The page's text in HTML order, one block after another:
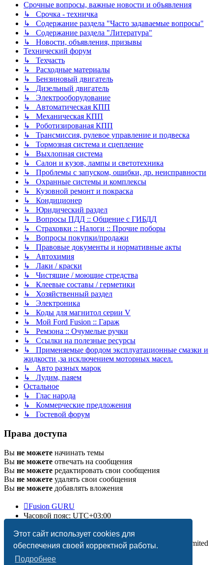
Этот сайт использует cookies для
обеспечения своей корректной работы.
Подробнее
Срочные вопросы, важные новости и объявления
↳ Срочка - техничка
↳ Содержание раздела "Часто задаваемые вопросы"
↳ Содержание раздела "Литература"
↳ Новости, объявления, призывы
Технический форум
↳ Техчасть
↳ Расходные материалы
↳ Бензиновый двигатель
↳ Дизельный двигатель
↳ Электрооборудование
↳ Автоматическая КПП
↳ Механическая КПП
↳ Роботизированая КПП
↳ Трансмиссия, рулевое управление и подвеска
↳ Тормозная система и сцепление
↳ Выхлопная система
↳ Салон и кузов, лампы и светотехника
↳ Проблемы с запуском, ошибки, др. неисправности
↳ Охранные системы и комплексы
↳ Кузовной ремонт и покраска
↳ Кондиционер
↳ Юридический раздел
↳ Вопросы ПДД :: Общение с ГИБДД
↳ Страховки :: Налоги :: Прочие поборы
↳ Вопросы покупки/продажи
↳ Правовые документы и нормативные акты
↳ Автохимия
↳ Лаки / краски
↳ Чистящие / моющие стредства
↳ Клеевые составы / герметики
↳ Хозяйственный раздел
↳ Электроника
↳ Коды для магнитол серии V
↳ Мой Ford Fusion :: Гараж
↳ Ремзона :: Очумелые ручки
↳ Ссылки на полезные ресурсы
↳ Применяемые фордом эксплуатационные смазки и
жидкости ,за исключением моторных масел.
↳ Авто разных марок
↳ Лудим, паяем
Остальное
↳ Глас народа
↳ Коммерческие предложения
↳ Гостевой форум
Права доступа
Вы не можете начинать темы
Вы не можете отвечать на сообщения
Вы не можете редактировать свои сообщения
Вы не можете удалять свои сообщения
Вы не можете добавлять вложения
Fusion GURU
Часовой пояс: UTC+03:00
Создано на основеphpBB® Forum Software © phpBB Limited